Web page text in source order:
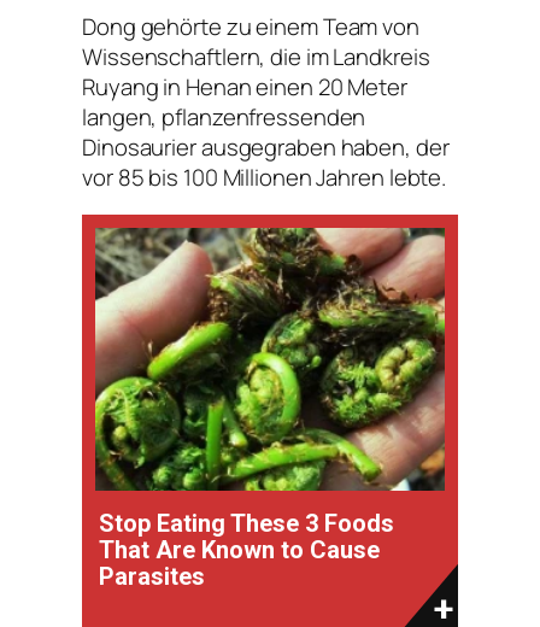
Dong gehörte zu einem Team von
Wissenschaftlern, die im Landkreis
Ruyang in Henan einen 20 Meter
langen, pflanzenfressenden
Dinosaurier ausgegraben haben, der
vor 85 bis 100 Millionen Jahren lebte.
Stop Eating These 3 Foods
That Are Known to Cause
Parasites